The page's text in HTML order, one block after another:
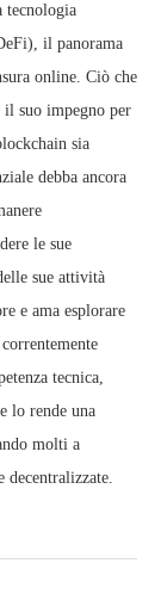
tecnologia
il panorama
online. Ciò che
il suo impegno per
sia
debba ancora
le sue
sue attività
e ama esplorare
tecnica,
lo rende una
molti a
decentralizzate.